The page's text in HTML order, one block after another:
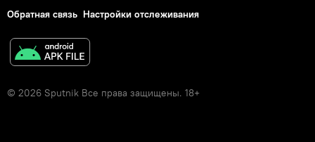
Обратная связь Настройки отслеживания
© 2026 Sputnik Все права защищены. 18+